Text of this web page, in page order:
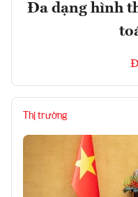
Đa dạng hình
Thị trường